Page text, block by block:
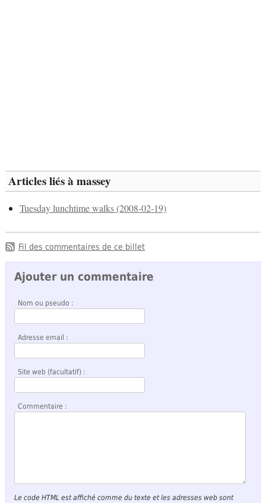
Articles liés à massey
Tuesday lunchtime walks (2008-02-19)
Fil des commentaires de ce billet
Ajouter un commentaire
Nom ou pseudo :
Adresse email :
Site web (facultatif) :
Commentaire :
Le code HTML est affiché comme du texte et les adresses web sont